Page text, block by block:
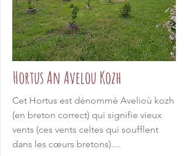
Hortus An Avelou Kozh
Cet Hortus est dénommé Avelioù kozh
(en breton correct) qui signifie vieux
vents (ces vents celtes qui soufflent
dans les cœurs bretons)....